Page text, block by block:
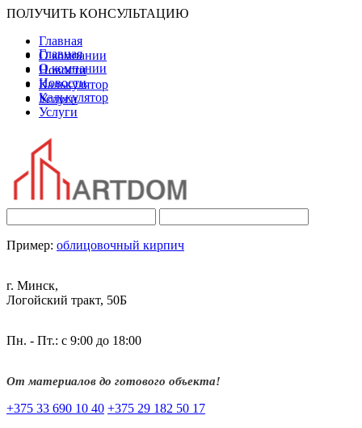
ПОЛУЧИТЬ КОНСУЛЬТАЦИЮ
Главная
О компании
Новости
Калькулятор
Услуги
Главная
О компании
Новости
Калькулятор
Услуги
Пример: облицовочный кирпич
г. Минск,
Логойский тракт, 50Б
Пн. - Пт.: с 9:00 до 18:00
От материалов до готового объекта!
+375 33 690 10 40 +375 29 182 50 17